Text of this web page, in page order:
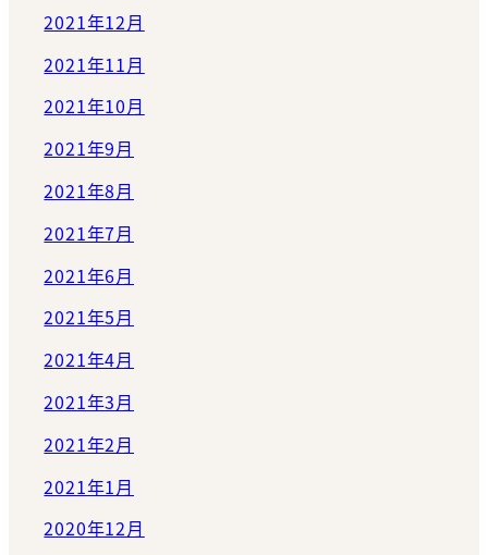
2021年12月
2021年11月
2021年10月
2021年9月
2021年8月
2021年7月
2021年6月
2021年5月
2021年4月
2021年3月
2021年2月
2021年1月
2020年12月